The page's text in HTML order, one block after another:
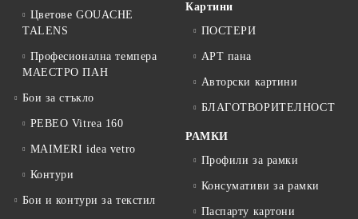
Цветове GOUACHE
TALENS
Професионална темпера
МАЕСТРО ПАН
Бои за стъкло
PEBEO Vitrea 160
MAIMERI idea vetro
Контури
Бои и контури за текстил
Картини
ПОСТЕРИ
АРТ пана
Авторски картини
БЛАГОТВОРИТЕЛНОСТ
РАМКИ
Профили за рамки
Консумативи за рамки
Паспарту картони